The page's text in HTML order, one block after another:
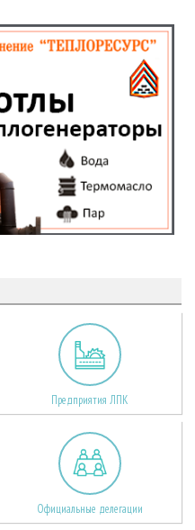
Предприятия ЛПК
Официальные делегации